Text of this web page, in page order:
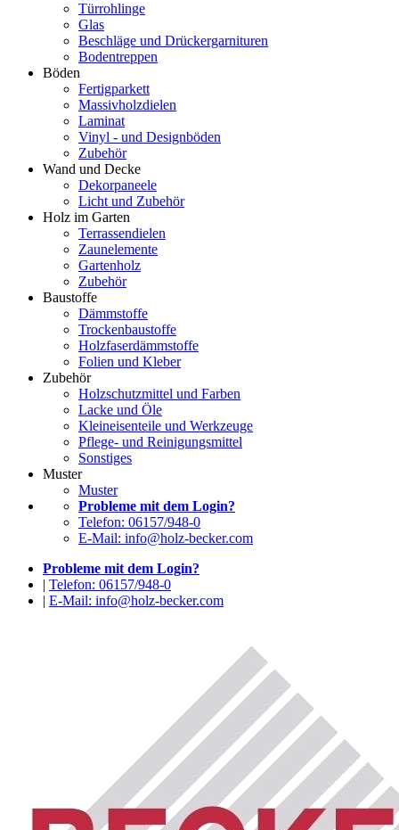
Türrohlinge
Glas
Beschläge und Drückergarnituren
Bodentreppen
Böden
Fertigparkett
Massivholzdielen
Laminat
Vinyl - und Designböden
Zubehör
Wand und Decke
Dekorpaneele
Licht und Zubehör
Holz im Garten
Terrassendielen
Zaunelemente
Gartenholz
Zubehör
Baustoffe
Dämmstoffe
Trockenbaustoffe
Holzfaserdämmstoffe
Folien und Kleber
Zubehör
Holzschutzmittel und Farben
Lacke und Öle
Kleineisenteile und Werkzeuge
Pflege- und Reinigungsmittel
Sonstiges
Muster
Muster
Probleme mit dem Login?
Telefon: 06157/948-0
E-Mail: info@holz-becker.com
Probleme mit dem Login?
| Telefon: 06157/948-0
| E-Mail: info@holz-becker.com